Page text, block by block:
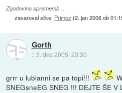
Zgodovina sprememb…
zavaroval slike: Primoz (2. jan 2006 ob
Gorth
::3. dec 2005, 23:30
grrr u lublanni se pa topi!!!
SNEGsneEG SNEG !!! DEJTE ŠE